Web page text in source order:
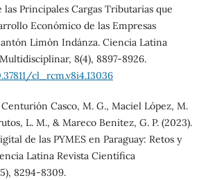
las Principales Cargas Tributarias que
Económico de las Empresas
Limón Indánza. Ciencia Latina
8(4), 8897-8926.
cl_rcm.v8i4.13036
Centurión Casco, M. G., Maciel López, M.
L. M., & Mareco Benitez, G. P. (2023).
de las PYMES en Paraguay: Retos y
Latina Revista Científica
8294-8309.